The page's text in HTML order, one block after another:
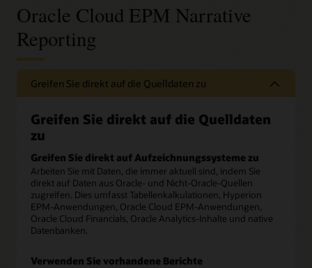
Oracle Cloud EPM Narrative
Reporting
Greifen Sie direkt auf die Quelldaten zu
Greifen Sie direkt auf die Quelldaten
zu
Greifen Sie direkt auf Aufzeichnungssysteme zu
Arbeiten Sie mit Daten, die immer aktuell sind, indem Sie
direkt auf Daten aus Oracle- und Nicht-Oracle-Quellen
zugreifen. Dies umfasst Tabellenkalkulationen, Hyperion
EPM-Anwendungen, Oracle Cloud EPM-Anwendungen,
Oracle Cloud Financials, Oracle Analytics-Inhalte und native
Datenbanken.
Verwenden Sie vorhandene Berichte